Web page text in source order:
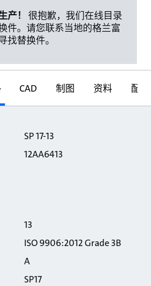
产！
很抱歉，我们在线目录
件。请您联系当地的格兰富
找替换件。
CAD 制图 资料 配件
SP 17-13
12AA6413
13
ISO 9906:2012 Grade 3B
A
SP17